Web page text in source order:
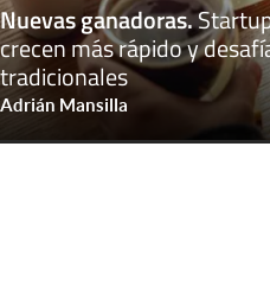
Nuevas ganadoras.
crecen más rápido y
tradicionales
Adrián Mansilla